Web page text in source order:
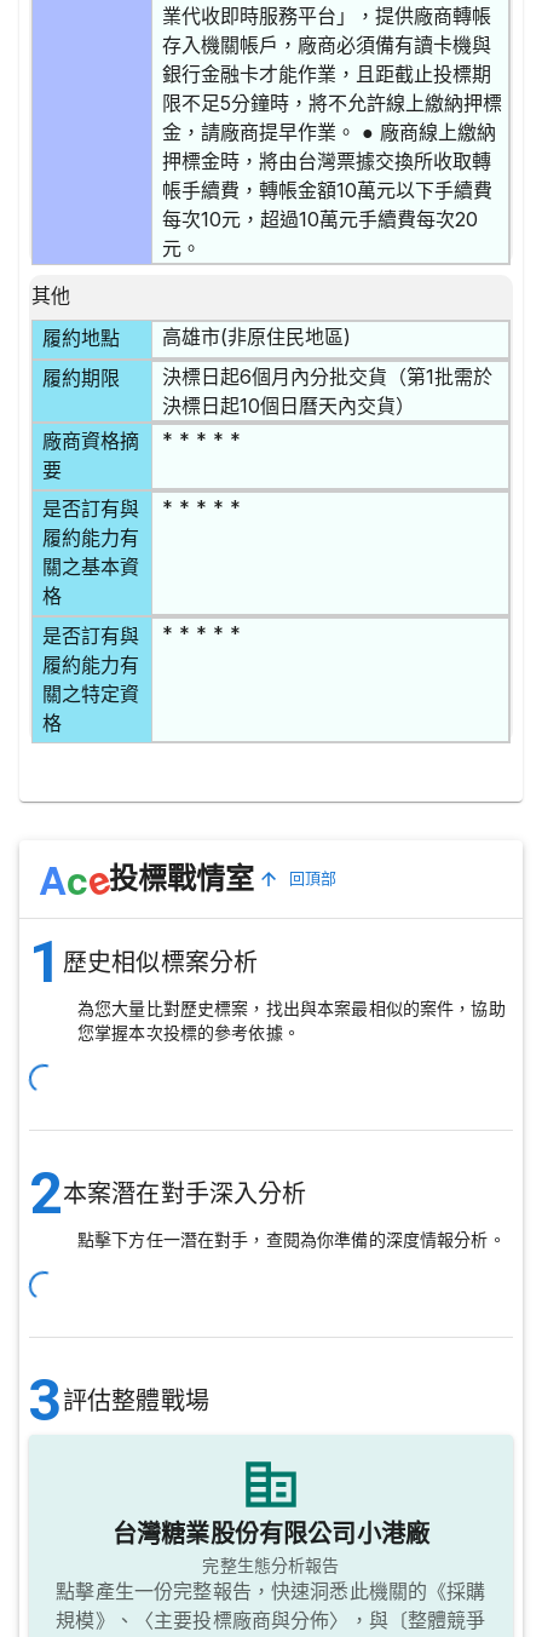
業代收即時服務平台」，提供廠商轉帳
存入機關帳戶，廠商必須備有讀卡機與
銀行金融卡才能作業，且距截止投標期
限不足5分鐘時，將不允許線上繳納押標
金，請廠商提早作業。 ● 廠商線上繳納
押標金時，將由台灣票據交換所收取轉
帳手續費，轉帳金額10萬元以下手續費
每次10元，超過10萬元手續費每次20
元。
其他
履約地點
高雄市(非原住民地區)
履約期限
決標日起6個月內分批交貨（第1批需於
決標日起10個日曆天內交貨）
廠商資格摘
要
* * * * *
是否訂有與
履約能力有
關之基本資
格
* * * * *
是否訂有與
履約能力有
關之特定資
格
* * * * *
Ace投標戰情室 回頂部
1 歷史相似標案分析
為您大量比對歷史標案，找出與本案最相似的案件，協助
您掌握本次投標的參考依據。
2本案潛在對手深入分析
點擊下方任一潛在對手，查閱為你準備的深度情報分析。
3評估整體戰場
台灣糖業股份有限公司小港廠
完整生態分析報告
點擊產生一份完整報告，快速洞悉此機關的《採購
規模》、〈主要投標廠商與分佈〉，與〔整體競爭